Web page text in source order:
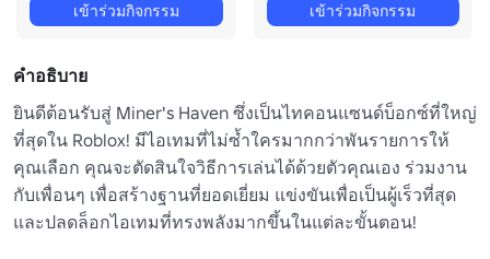
เข้าร่วมกิจกรรม เข้าร่วมกิจกรรม
คำอธิบาย
ยินดีต้อนรับสู่ Miner's Haven ซึ่งเป็นไทคอนแซนด์บ็อกซ์ที่ใหญ่
ที่สุดใน Roblox! มีไอเทมที่ไม่ซ้ำใครมากกว่าพันรายการให้
คุณเลือก คุณจะตัดสินใจวิธีการเล่นได้ด้วยตัวคุณเอง ร่วมงาน
กับเพื่อนๆ เพื่อสร้างฐานที่ยอดเยี่ยม แข่งขันเพื่อเป็นผู้เร็วที่สุด
และปลดล็อกไอเทมที่ทรงพลังมากขึ้นในแต่ละขั้นตอน!